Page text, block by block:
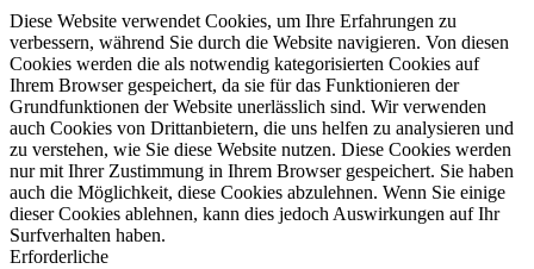
Diese Website verwendet Cookies, um Ihre Erfahrungen zu
verbessern, während Sie durch die Website navigieren. Von diesen
Cookies werden die als notwendig kategorisierten Cookies auf
Ihrem Browser gespeichert, da sie für das Funktionieren der
Grundfunktionen der Website unerlässlich sind. Wir verwenden
auch Cookies von Drittanbietern, die uns helfen zu analysieren und
zu verstehen, wie Sie diese Website nutzen. Diese Cookies werden
nur mit Ihrer Zustimmung in Ihrem Browser gespeichert. Sie haben
auch die Möglichkeit, diese Cookies abzulehnen. Wenn Sie einige
dieser Cookies ablehnen, kann dies jedoch Auswirkungen auf Ihr
Surfverhalten haben.
Erforderliche